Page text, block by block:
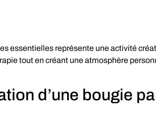
essentielles représente une activité
tout en créant une atmosphère
d’une bougie